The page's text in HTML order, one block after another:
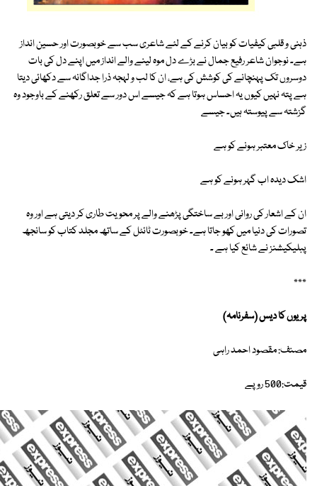
ذہنی و قلبی کیفیات کو بیان کرنے کے لئے شاعری سب سے خوبصورت اور حسین انداز
ہے۔ نوجوان شاعر رفیع جمال نے بڑے دل موہ لینے والے انداز میں اپنے دل کی بات
دوسروں تک پہنچانے کی کوشش کی ہے، ان کا لب و لہجہ ذرا جداگانہ سے دکھائی دیتا
ہے پتہ نہیں کیوں یہ احساس ہوتا ہے کہ جیسے اس دور سے تعلق رکھنے کے باوجود وہ
گزشتہ سے پیوستہ ہیں۔ جیسے
زیر خاک معتبر ہونے کو ہے
اشک دیدہ اب گہر ہونے کو ہے
ان کے اشعار کی روانی اور بے ساختگی پڑھنے والے پر محویت طاری کر دیتی ہے اور وہ
تصورات کی دنیا میں کھو جاتا ہے۔ خوبصورت ٹائٹل کے ساتھ مجلد کتاب کو سانجھ
پبلیکیشنز نے شائع کیا ہے ۔
٭٭٭
پریوں کا دیس (سفرنامہ)
مصنف: مقصود احمد راہی
قیمت:500 روپے